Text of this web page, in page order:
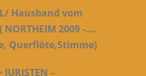
Hausband vom
NORTHEIM 2009 -….
Querflöte,Stimme)
JURISTEN –